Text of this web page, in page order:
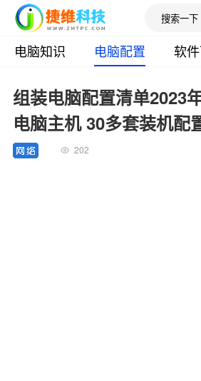
电脑知识 电脑配置 软
组装电脑配置清单2023
电脑主机 30多套装机配
202